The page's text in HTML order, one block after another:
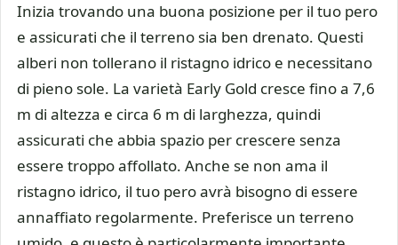
Inizia trovando una buona posizione per il tuo pero
e assicurati che il terreno sia ben drenato. Questi
alberi non tollerano il ristagno idrico e necessitano
di pieno sole. La varietà Early Gold cresce fino a 7,6
m di altezza e circa 6 m di larghezza, quindi
assicurati che abbia spazio per crescere senza
essere troppo affollato. Anche se non ama il
ristagno idrico, il tuo pero avrà bisogno di essere
annaffiato regolarmente. Preferisce un terreno